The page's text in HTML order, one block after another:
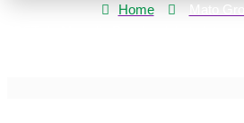
Home
Mato